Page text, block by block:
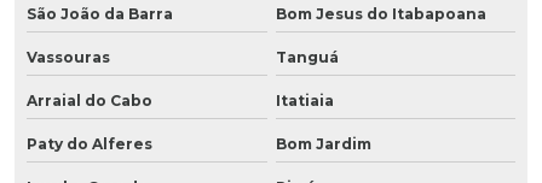
São João da Barra Bom Jesus do Itabapoana
Vassouras Tanguá
Arraial do Cabo Itatiaia
Paty do Alferes Bom Jardim